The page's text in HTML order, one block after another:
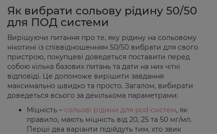
Як вибрати сольову рідину 50/50
для ПОД системи
Вирішуючи питання про те, яку рідину на сольовому
нікотині із співвідношенням 50/50 вибрати для свого
пристрою, покупцеві доведеться поставити перед
собою кілька базових питань та дати на них чіткі
відповіді. Це допоможе вирішити завдання
максимально швидко та просто. Загалом, вибирати
доведеться всього за декількома параметрами:
Міцність – сольові рідини для pod-систем, як
правило, мають міцність від 20, 25 та 50 мг/мл.
Перші два варіанти підійдуть тим, хто звик